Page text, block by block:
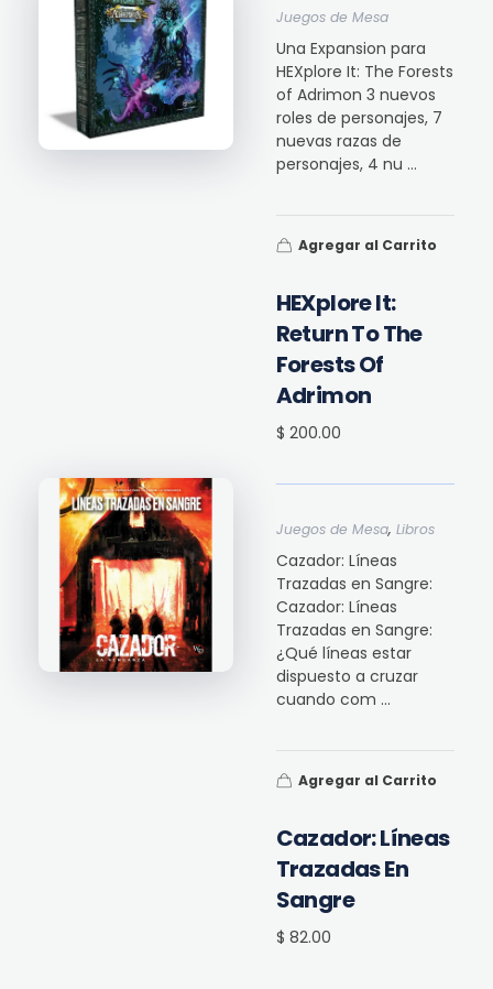
HEXplore It:
Return To The
Forests Of
Adrimon
$ 200.00
Juegos de Mesa
Una Expansion para
HEXplore It: The Forests
of Adrimon 3 nuevos
roles de personajes, 7
nuevas razas de
personajes, 4 nu ...
Agregar al Carrito
Cazador: Líneas
Trazadas En
Sangre
$ 82.00
Juegos de Mesa, Libros
Cazador: Líneas
Trazadas en Sangre:
Cazador: Líneas
Trazadas en Sangre:
¿Qué líneas estar
dispuesto a cruzar
cuando com ...
Agregar al Carrito